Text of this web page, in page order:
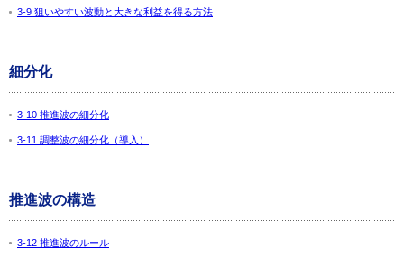
3-9 狙いやすい波動と大きな利益を得る方法
細分化
3-10 推進波の細分化
3-11 調整波の細分化（導入）
推進波の構造
3-12 推進波のルール